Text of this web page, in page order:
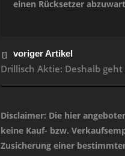
einen Rücksetzer
voriger Artikel
Drillisch Aktie: Deshalb
Disclaimer: Die hier
keine Kauf- bzw.
Zusicherung einer